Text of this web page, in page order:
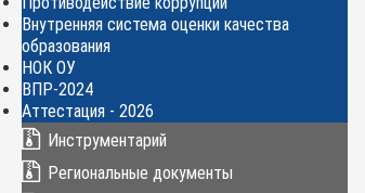
Внутренняя система оценки качества
образования
НОК ОУ
ВПР-2024
Аттестация - 2026
Инструментарий
Региональные документы